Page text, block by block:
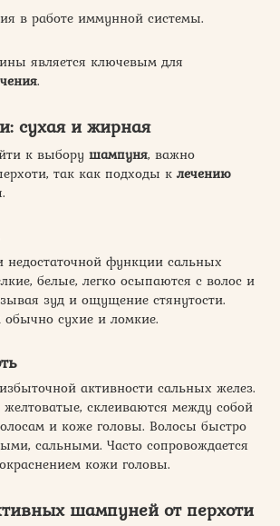
в работе иммунной системы.
является ключевым для
.
сухая и жирная
к выбору шампуня, важно
так как подходы к лечению
недостаточной функции сальных
белые, легко осыпаются с волос и
зуд и ощущение стянутости.
сухие и ломкие.
активности сальных желез.
склеиваются между собой
и коже головы. Волосы быстро
сальными. Часто сопровождается
кожи головы.
шампуней от перхоти